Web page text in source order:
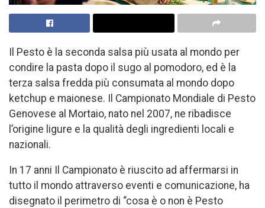
Il Pesto è la seconda salsa più usata al mondo per
condire la pasta dopo il sugo al pomodoro, ed è la
terza salsa fredda più consumata al mondo dopo
ketchup e maionese. Il Campionato Mondiale di Pesto
Genovese al Mortaio, nato nel 2007, ne ribadisce
l’origine ligure e la qualità degli ingredienti locali e
nazionali.
In 17 anni Il Campionato è riuscito ad affermarsi in
tutto il mondo attraverso eventi e comunicazione, ha
disegnato il perimetro di “cosa è o non è Pesto